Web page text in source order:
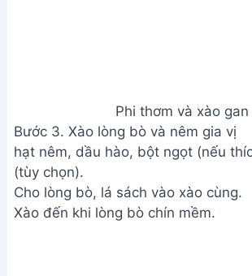
Phi thơm và xào gan
Bước 3. Xào lòng bò và nêm gia vị
hạt nêm, dầu hào, bột ngọt (nếu
(tùy chọn).
Cho lòng bò, lá sách vào xào cùng.
Xào đến khi lòng bò chín mềm.